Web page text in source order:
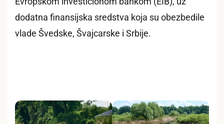
dodatna finansijska sredstva koja su obezbedile
vlade Švedske, Švajcarske i Srbije.